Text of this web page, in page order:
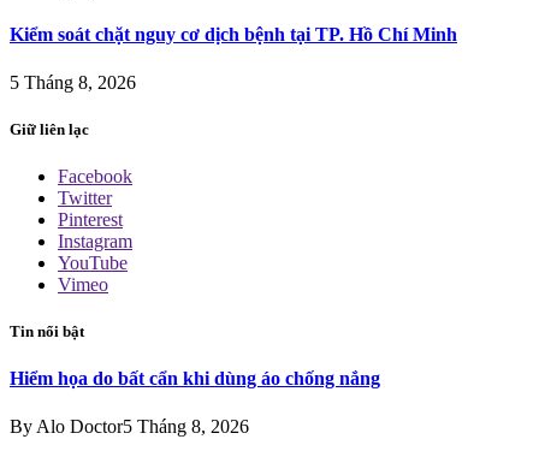
Kiểm soát chặt nguy cơ dịch bệnh tại TP. Hồ Chí Minh
5 Tháng 8, 2026
Giữ liên lạc
Facebook
Twitter
Pinterest
Instagram
YouTube
Vimeo
Tin nổi bật
Hiểm họa do bất cẩn khi dùng áo chống nắng
By Alo Doctor5 Tháng 8, 2026